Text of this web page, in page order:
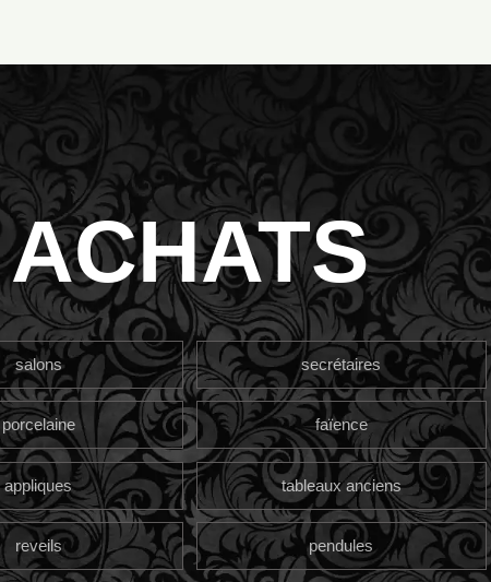
ACHATS
salons secrétaires
porcelaine faïence
appliques tableaux anciens
reveils pendules